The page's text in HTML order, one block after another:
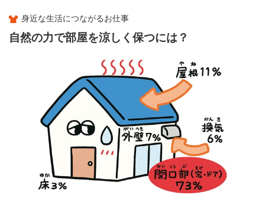
身近な生活につながるお仕事
自然の力で部屋を涼しく保つには？